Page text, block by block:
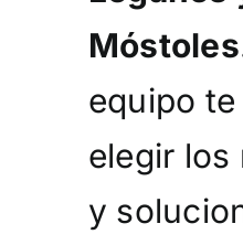
Móstoles
equipo
elegir los
y